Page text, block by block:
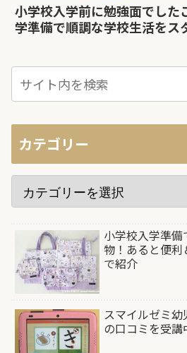
小学校入学前に勉強面でした
学準備で順調な学校生活をス
カテゴリー
小学校入学準
物！あると便
で紹介
スマイルゼミ
の口コミを受講